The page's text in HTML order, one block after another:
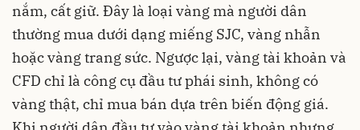
nắm, cất giữ. Đây là loại vàng mà người dân
thường mua dưới dạng miếng SJC, vàng nhẫn
hoặc vàng trang sức. Ngược lại, vàng tài khoản và
CFD chỉ là công cụ đầu tư phái sinh, không có
vàng thật, chỉ mua bán dựa trên biến động giá.